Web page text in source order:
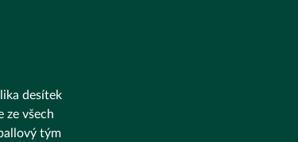
desítek
ze všech
tým